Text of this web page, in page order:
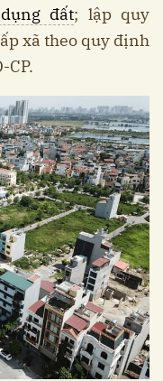
đất; lập quy
xã theo quy định